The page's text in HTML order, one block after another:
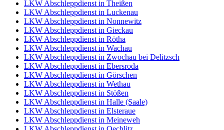
LKW Abschleppdienst in Theißen
LKW Abschleppdienst in Luckenau
LKW Abschleppdienst in Nonnewitz
LKW Abschleppdienst in Gieckau
LKW Abschleppdienst in Rötha
LKW Abschleppdienst in Wachau
LKW Abschleppdienst in Zwochau bei Delitzsch
LKW Abschleppdienst in Ebersroda
LKW Abschleppdienst in Görschen
LKW Abschleppdienst in Wethau
LKW Abschleppdienst in Stößen
LKW Abschleppdienst in Halle (Saale)
LKW Abschleppdienst in Elsteraue
LKW Abschleppdienst in Meineweh